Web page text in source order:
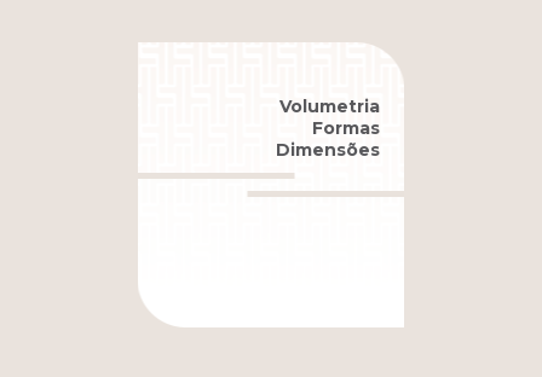
Volumetria
Formas
Dimensões